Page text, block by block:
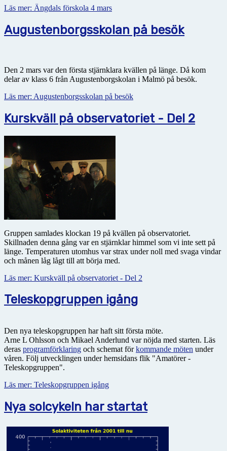
Läs mer: Ängdals förskola 4 mars
Augustenborgsskolan på besök
Den 2 mars var den första stjärnklara kvällen på länge. Då kom
delar av klass 6 från Augustenborgskolan i Malmö på besök.
Läs mer: Augustenborgsskolan på besök
Kurskväll på observatoriet - Del 2
Gruppen samlades klockan 19 på kvällen på observatoriet.
Skillnaden denna gång var en stjärnklar himmel som vi inte sett på
länge. Temperaturen utomhus var strax under noll med svaga vindar
och månen låg lågt till att börja med.
Läs mer: Kurskväll på observatoriet - Del 2
Teleskopgruppen igång
Den nya teleskopgruppen har haft sitt första möte.
Arne L Ohlsson och Mikael Anderlund var nöjda med starten. Läs
deras programförklaring och schemat förkommande möten under
våren. Följ utvecklingen under hemsidans flik "Amatörer -
Teleskopgruppen".
Läs mer: Teleskopgruppen igång
Nya solcykeln har startat